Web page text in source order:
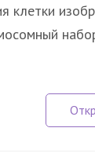
клетки